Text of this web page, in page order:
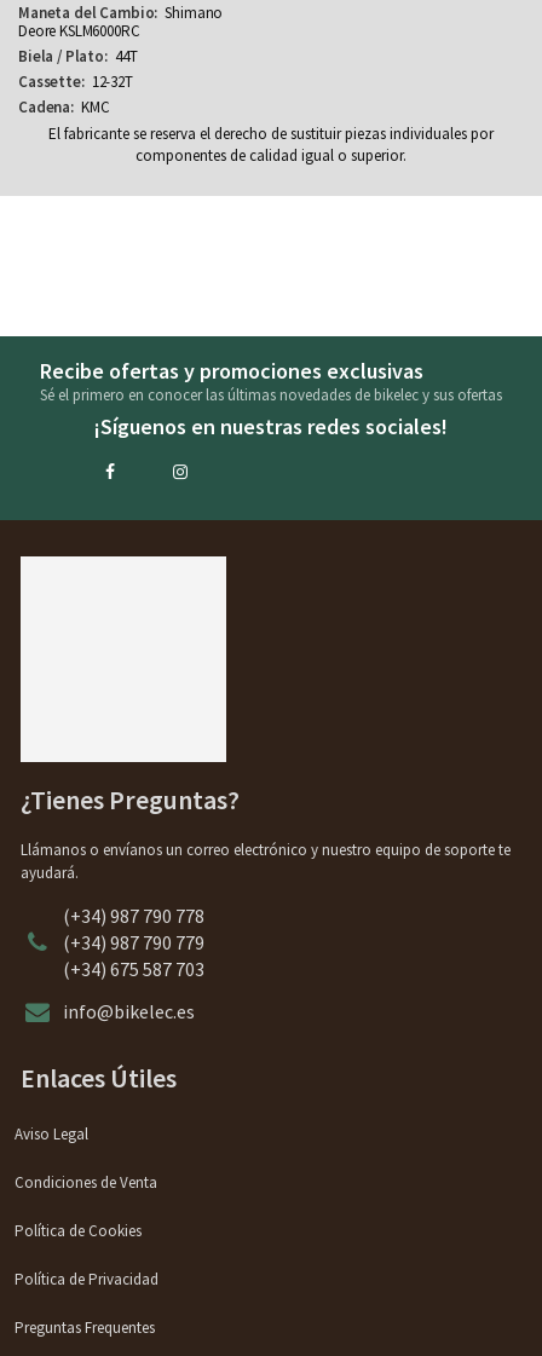
Shimano
Deore KSLM6000RC
44T
12-32T
KMC
El fabricante se reserva el derecho de sustituir piezas individuales por
componentes de calidad igual o superior.
Recibe ofertas y promociones exclusivas
Sé el primero en conocer las últimas novedades de bikelec y sus ofertas
¡Síguenos en nuestras redes sociales!
¿Tienes Preguntas?
Llámanos o envíanos un correo electrónico y nuestro equipo de soporte te
ayudará.
(+34) 987 790 778
(+34) 987 790 779
(+34) 675 587 703
info@bikelec.es
Enlaces Útiles
Aviso Legal
Condiciones de Venta
Política de Cookies
Política de Privacidad
Preguntas Frequentes